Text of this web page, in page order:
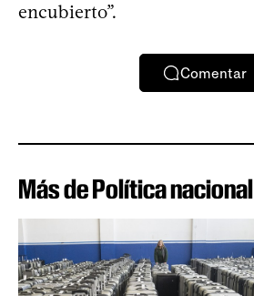
encubierto”.
Comentar
Más de Política nacional